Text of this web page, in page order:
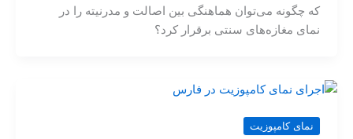
که چگونه می‌توان هماهنگی بین اصالت و مدرنیته را در
نمای مغازه‌های سنتی برقرار کرد؟
نمای کامپوزیت